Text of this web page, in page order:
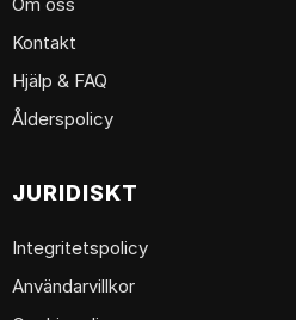
Kontakt
Hjälp & FAQ
Ålderspolicy
JURIDISKT
Integritetspolicy
Användarvillkor